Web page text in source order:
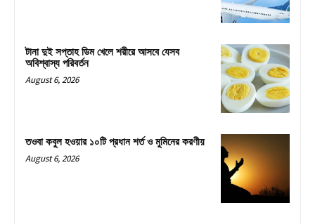
টানা দুই সপ্তাহ ডিম খেলে শরীরে আসবে যেসব
অবিশ্বাস্য পরিবর্তন
August 6, 2026
তওবা কবুল হওয়ার ১০টি প্রধান শর্ত ও মুমিনের করণীয়
August 6, 2026